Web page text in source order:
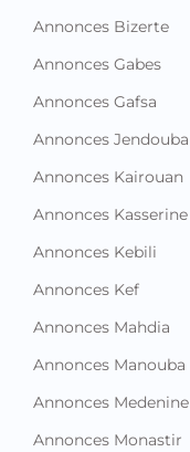
Annonces Bizerte
Annonces Gabes
Annonces Gafsa
Annonces Jendouba
Annonces Kairouan
Annonces Kasserine
Annonces Kebili
Annonces Kef
Annonces Mahdia
Annonces Manouba
Annonces Medenine
Annonces Monastir